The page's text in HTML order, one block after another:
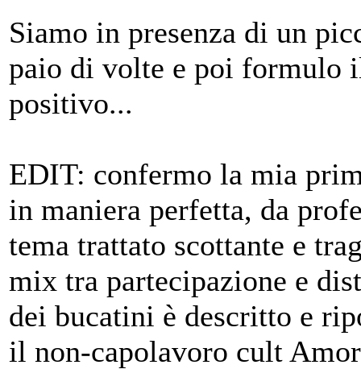
Siamo in presenza di un
paio di volte e poi formulo
positivo...
EDIT: confermo la mia
in maniera perfetta, da
tema trattato scottante e
mix tra partecipazione e
dei bucatini è descritto e
il non-capolavoro cult